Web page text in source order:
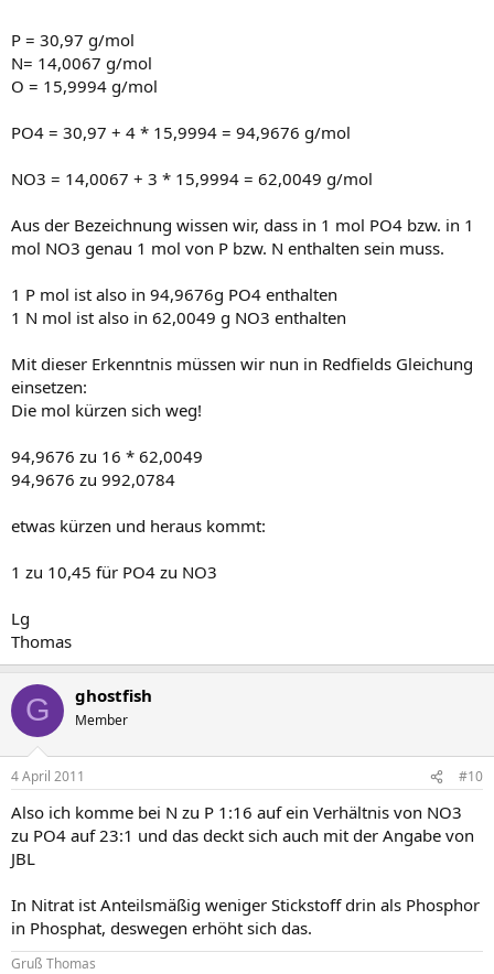
P = 30,97 g/mol
N= 14,0067 g/mol
O = 15,9994 g/mol
PO4 = 30,97 + 4 * 15,9994 = 94,9676 g/mol
NO3 = 14,0067 + 3 * 15,9994 = 62,0049 g/mol
Aus der Bezeichnung wissen wir, dass in 1 mol PO4 bzw. in 1
mol NO3 genau 1 mol von P bzw. N enthalten sein muss.
1 P mol ist also in 94,9676g PO4 enthalten
1 N mol ist also in 62,0049 g NO3 enthalten
Mit dieser Erkenntnis müssen wir nun in Redfields Gleichung
einsetzen:
Die mol kürzen sich weg!
94,9676 zu 16 * 62,0049
94,9676 zu 992,0784
etwas kürzen und heraus kommt:
1 zu 10,45 für PO4 zu NO3
Lg
Thomas
G ghostfish
Member
4 April 2011 #10
Also ich komme bei N zu P 1:16 auf ein Verhältnis von NO3
zu PO4 auf 23:1 und das deckt sich auch mit der Angabe von
JBL
In Nitrat ist Anteilsmäßig weniger Stickstoff drin als Phosphor
in Phosphat, deswegen erhöht sich das.
Gruß Thomas